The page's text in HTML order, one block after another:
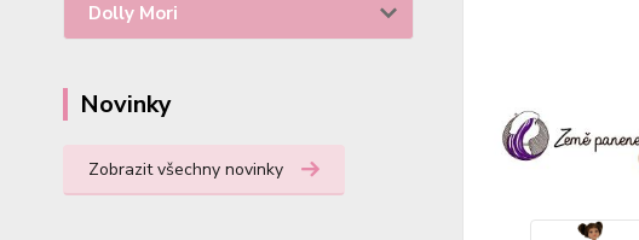
Dolly Mori
Novinky
Zobrazit všechny novinky